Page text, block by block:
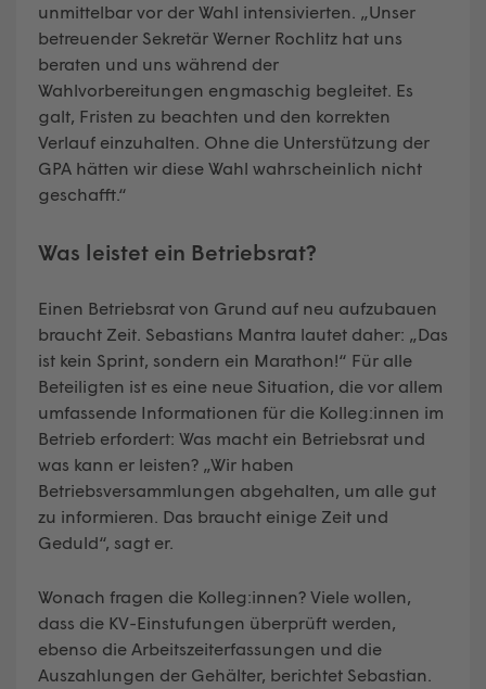
unmittelbar vor der Wahl intensivierten. „Unser
betreuender Sekretär Werner Rochlitz hat uns
beraten und uns während der
Wahlvorbereitungen engmaschig begleitet. Es
galt, Fristen zu beachten und den korrekten
Verlauf einzuhalten. Ohne die Unterstützung der
GPA hätten wir diese Wahl wahrscheinlich nicht
geschafft.“
Was leistet ein Betriebsrat?
Einen Betriebsrat von Grund auf neu aufzubauen
braucht Zeit. Sebastians Mantra lautet daher: „Das
ist kein Sprint, sondern ein Marathon!“ Für alle
Beteiligten ist es eine neue Situation, die vor allem
umfassende Informationen für die Kolleg:innen im
Betrieb erfordert: Was macht ein Betriebsrat und
was kann er leisten? „Wir haben
Betriebsversammlungen abgehalten, um alle gut
zu informieren. Das braucht einige Zeit und
Geduld“, sagt er.
Wonach fragen die Kolleg:innen? Viele wollen,
dass die KV-Einstufungen überprüft werden,
ebenso die Arbeitszeiterfassungen und die
Auszahlungen der Gehälter, berichtet Sebastian.